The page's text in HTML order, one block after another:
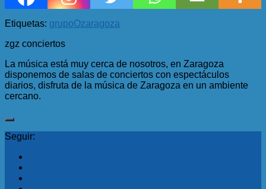
Etiquetas: grupoOzaragoza
zgz conciertos
La música está muy cerca de nosotros, en Zaragoza
disponemos de salas de conciertos con espectáculos
diarios, disfruta de la música de Zaragoza en un ambiente
cercano.
Seguir: